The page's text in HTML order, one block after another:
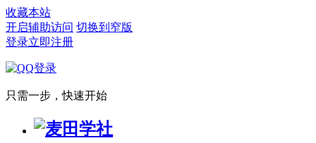
收藏本站
开启辅助访问 切换到窄版
登录立即注册
只需一步，快速开始